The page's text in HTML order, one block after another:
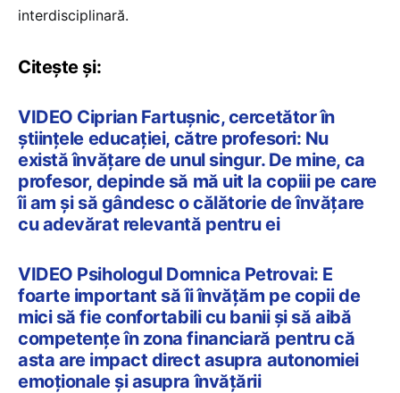
interdisciplinară.
Citește și:
VIDEO Ciprian Fartușnic, cercetător în
științele educației, către profesori: Nu
există învățare de unul singur. De mine, ca
profesor, depinde să mă uit la copiii pe care
îi am și să gândesc o călătorie de învățare
cu adevărat relevantă pentru ei
VIDEO Psihologul Domnica Petrovai: E
foarte important să îi învățăm pe copii de
mici să fie confortabili cu banii și să aibă
competențe în zona financiară pentru că
asta are impact direct asupra autonomiei
emoționale și asupra învățării